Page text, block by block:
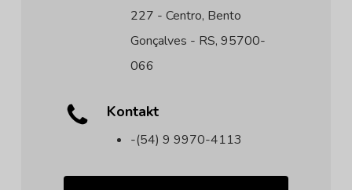
227 - Centro, Bento
Gonçalves - RS, 95700-
066
Kontakt
-(54) 9 9970-4113